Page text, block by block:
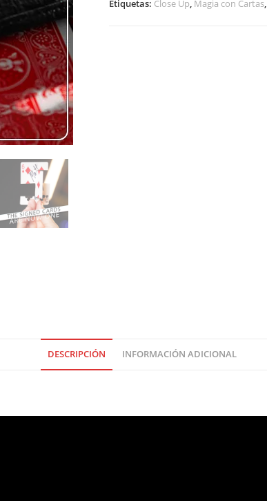
Etiquetas: Close Up, Magia con Cartas,
DESCRIPCIÓN INFORMACIÓN ADICIONAL